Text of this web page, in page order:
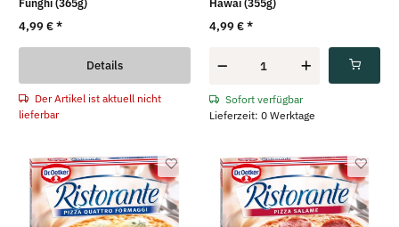
Funghi (365g)
4,99 €*
Details
Der Artikel ist aktuell nicht
lieferbar
Hawai (355g)
4,99 €*
Sofort verfügbar
Lieferzeit: 0 Werktage